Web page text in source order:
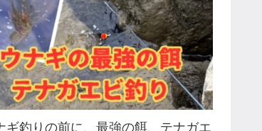
ギ釣りの前に、最強の餌、テナガエ